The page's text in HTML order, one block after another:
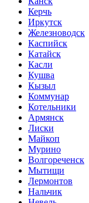
Керчь
Иркутск
Железноводск
Каспийск
Катайск
Касли
Кушва
Кызыл
Коммунар
Котельники
Армянск
Лиски
Майкоп
Мурино
Волгореченск
Мытищи
Лермонтов
Нальчик